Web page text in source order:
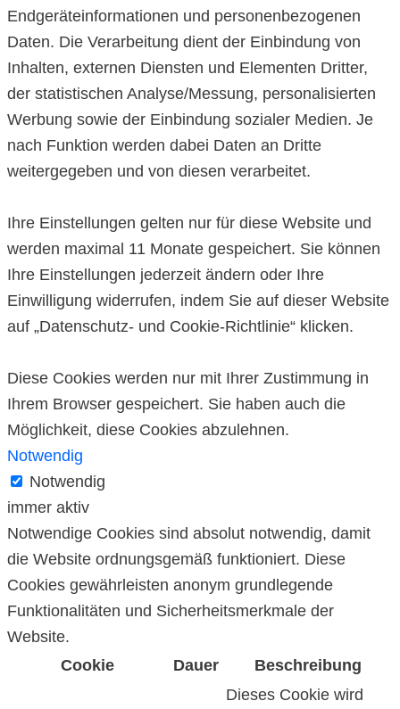
Endgeräteinformationen und personenbezogenen
Daten. Die Verarbeitung dient der Einbindung von
Inhalten, externen Diensten und Elementen Dritter,
der statistischen Analyse/Messung, personalisierten
Werbung sowie der Einbindung sozialer Medien. Je
nach Funktion werden dabei Daten an Dritte
weitergegeben und von diesen verarbeitet.
Ihre Einstellungen gelten nur für diese Website und
werden maximal 11 Monate gespeichert. Sie können
Ihre Einstellungen jederzeit ändern oder Ihre
Einwilligung widerrufen, indem Sie auf dieser Website
auf „Datenschutz- und Cookie-Richtlinie“ klicken.
Diese Cookies werden nur mit Ihrer Zustimmung in
Ihrem Browser gespeichert. Sie haben auch die
Möglichkeit, diese Cookies abzulehnen.
Notwendig
Notwendig
immer aktiv
Notwendige Cookies sind absolut notwendig, damit
die Website ordnungsgemäß funktioniert. Diese
Cookies gewährleisten anonym grundlegende
Funktionalitäten und Sicherheitsmerkmale der
Website.
Cookie
Dauer Beschreibung
Dieses Cookie wird